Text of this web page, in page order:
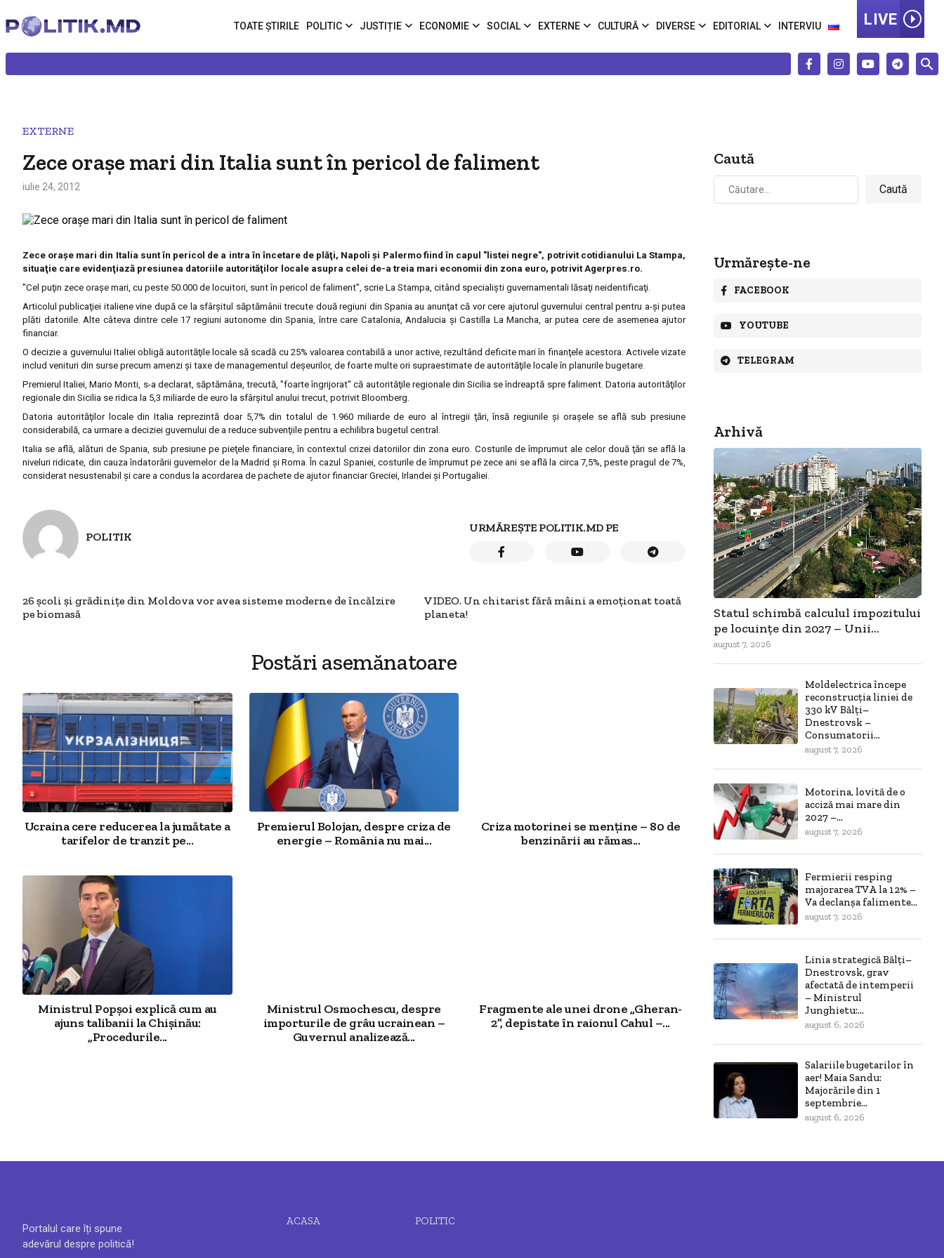
TOATE ȘTIRILE POLITIC JUSTIȚIE ECONOMIE SOCIAL EXTERNE CULTURĂ DIVERSE EDITORIAL INTERVIU LIVE
EXTERNE
Zece oraşe mari din Italia sunt în pericol de faliment
iulie 24, 2012
Zece oraşe mari din Italia sunt în pericol de a intra în încetare de plăţi, Napoli şi Palermo fiind în capul "listei negre", potrivit cotidianului La Stampa,
situaţie care evidenţiază presiunea datoriile autorităţilor locale asupra celei de-a treia mari economii din zona euro, potrivit Agerpres.ro.
"Cel puţin zece oraşe mari, cu peste 50.000 de locuitori, sunt în pericol de faliment", scrie La Stampa, citând specialişti guvernamentali lăsaţi neidentificaţi.
Articolul publicaţiei italiene vine după ce la sfârşitul săptămânii trecute două regiuni din Spania au anunţat că vor cere ajutorul guvernului central pentru a-şi putea
plăti datoriile. Alte câteva dintre cele 17 regiuni autonome din Spania, între care Catalonia, Andalucia şi Castilla La Mancha, ar putea cere de asemenea ajutor
financiar.
O decizie a guvernului Italiei obligă autorităţile locale să scadă cu 25% valoarea contabilă a unor active, rezultând deficite mari în finanţele acestora. Activele vizate
includ venituri din surse precum amenzi şi taxe de managementul deşeurilor, de foarte multe ori supraestimate de autorităţile locale în planurile bugetare.
Premierul Italiei, Mario Monti, s-a declarat, săptămâna, trecută, "foarte îngrijorat" că autorităţile regionale din Sicilia se îndreaptă spre faliment. Datoria autorităţilor
regionale din Sicilia se ridica la 5,3 miliarde de euro la sfârşitul anului trecut, potrivit Bloomberg.
Datoria autorităţilor locale din Italia reprezintă doar 5,7% din totalul de 1.960 miliarde de euro al întregii ţări, însă regiunile şi oraşele se află sub presiune
considerabilă, ca urmare a deciziei guvernului de a reduce subvenţiile pentru a echilibra bugetul central.
Italia se află, alături de Spania, sub presiune pe pieţele financiare, în contextul crizei datoriilor din zona euro. Costurile de împrumut ale celor două ţări se află la
niveluri ridicate, din cauza îndatorării guvernelor de la Madrid şi Roma. În cazul Spaniei, costurile de împrumut pe zece ani se află la circa 7,5%, peste pragul de 7%,
considerat nesustenabil şi care a condus la acordarea de pachete de ajutor financiar Greciei, Irlandei şi Portugaliei.
POLITIK
URMĂREȘTE POLITIK.MD PE
26 şcoli şi grădiniţe din Moldova vor avea sisteme moderne de încălzire
pe biomasă
VIDEO. Un chitarist fără mâini a emoţionat toată
planeta!
Postări asemănatoare
Ucraina cere reducerea la jumătate a
tarifelor de tranzit pe...
Premierul Bolojan, despre criza de
energie – România nu mai...
Criza motorinei se menține – 80 de
benzinării au rămas...
Ministrul Popșoi explică cum au
ajuns talibanii la Chișinău:
„Procedurile...
Ministrul Osmochescu, despre
importurile de grâu ucrainean –
Guvernul analizează...
Fragmente ale unei drone „Gheran-
2”, depistate în raionul Cahul –...
Caută
Caută
după:
Urmărește-ne
FACEBOOK
YOUTUBE
TELEGRAM
Arhivă
Statul schimbă calculul impozitului
pe locuințe din 2027 – Unii...
august 7, 2026
Moldelectrica începe
reconstrucția liniei de
330 kV Bălți–
Dnestrovsk –
Consumatorii...
august 7, 2026
Motorina, lovită de o
acciză mai mare din
2027 –...
august 7, 2026
Fermierii resping
majorarea TVA la 12% –
Va declanșa falimente...
august 7, 2026
Linia strategică Bălți–
Dnestrovsk, grav
afectată de intemperii
– Ministrul
Junghietu:...
august 6, 2026
Salariile bugetarilor în
aer! Maia Sandu:
Majorările din 1
septembrie...
august 6, 2026
Portalul care îți spune
adevărul despre politică!
ACASA POLITIC